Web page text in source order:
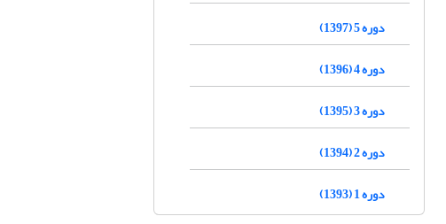
دوره 5 (1397)
دوره 4 (1396)
دوره 3 (1395)
دوره 2 (1394)
دوره 1 (1393)